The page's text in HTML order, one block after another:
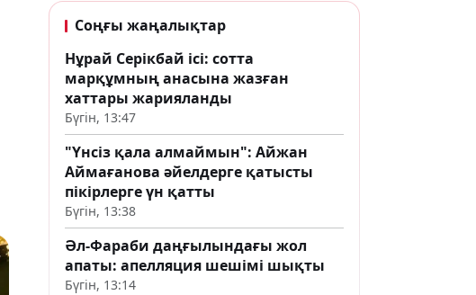
Соңғы жаңалықтар
Нұрай Серікбай ісі: сотта
марқұмның анасына жазған
хаттары жарияланды
Бүгін, 13:47
"Үнсіз қала алмаймын": Айжан
Аймағанова әйелдерге қатысты
пікірлерге үн қатты
Бүгін, 13:38
Әл-Фараби даңғылындағы жол
апаты: апелляция шешімі шықты
Бүгін, 13:14